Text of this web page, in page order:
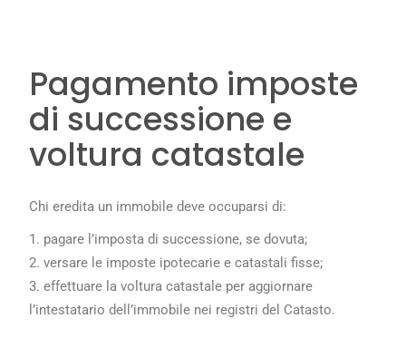
Pagamento imposte
di successione e
voltura catastale
Chi eredita un immobile deve occuparsi di:
pagare l’imposta di successione, se dovuta;
versare le imposte ipotecarie e catastali fisse;
effettuare la voltura catastale per aggiornare
l’intestatario dell’immobile nei registri del Catasto.